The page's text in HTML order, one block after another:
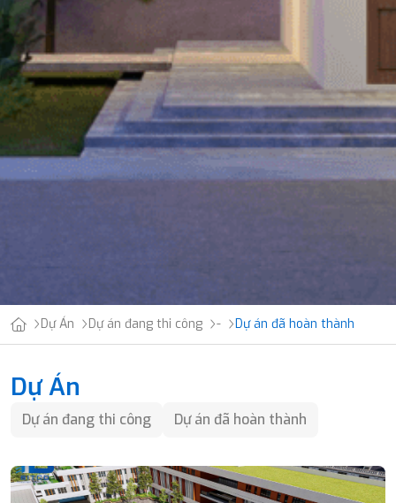
Dự Án Dự án đang thi công - Dự án đã hoàn thành
Dự Án
Dự án đang thi công Dự án đã hoàn thành